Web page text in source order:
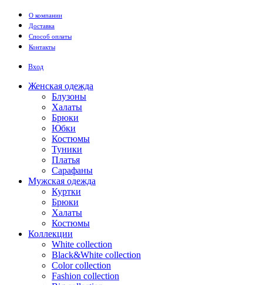
Перейти к основному содержанию
О компании
Доставка
Способ оплаты
Контакты
Вход
Женская одежда
Блузоны
Халаты
Брюки
Юбки
Костюмы
Туники
Платья
Сарафаны
Мужская одежда
Куртки
Брюки
Халаты
Костюмы
Коллекции
White collection
Black&White collection
Color collection
Fashion collection